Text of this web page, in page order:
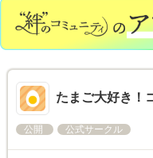
たまご大好き！
公開 公式サークル